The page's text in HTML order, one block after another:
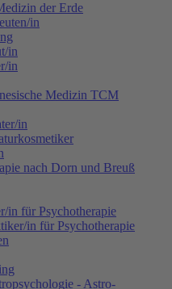
der Erde
in
in
in
Medizin TCM
in
nach Dorn und Breuß
in für Psychotherapie
in für Psychotherapie
- Astro-